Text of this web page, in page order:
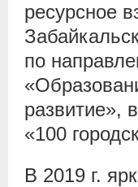
ресурсное
по
развитие»,
«100
В 2019 г.